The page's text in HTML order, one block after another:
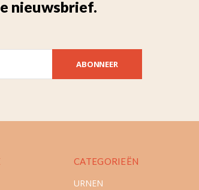
nieuwsbrief.
ABONNEER
CATEGORIEËN
URNEN